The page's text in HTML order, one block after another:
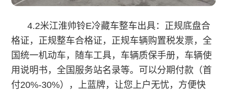
4.2米江淮帅铃E冷藏车整车出具：正规底盘合
格证，正规整车合格证，正规车辆购置税发票，全
国统一机动车，随车工具，车辆质保手册，车辆使
用说明书，全国服务站名录等。可以分期付款（首
付20%-30%），上蓝牌，让您上户无忧，方便快